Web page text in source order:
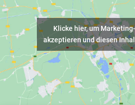
Klicke hier, um
akzeptieren und diesen